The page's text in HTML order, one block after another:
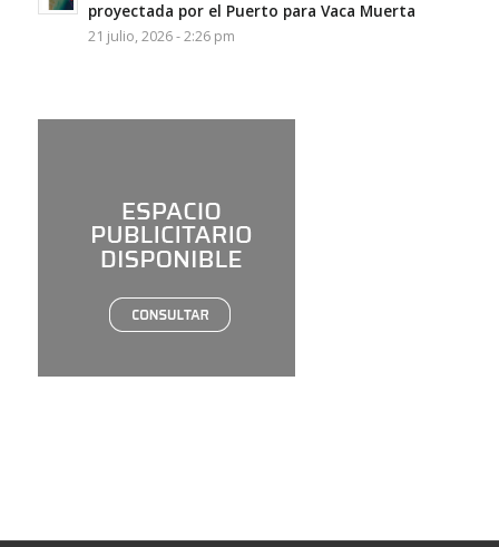
proyectada por el Puerto para Vaca Muerta
21 julio, 2026 - 2:26 pm